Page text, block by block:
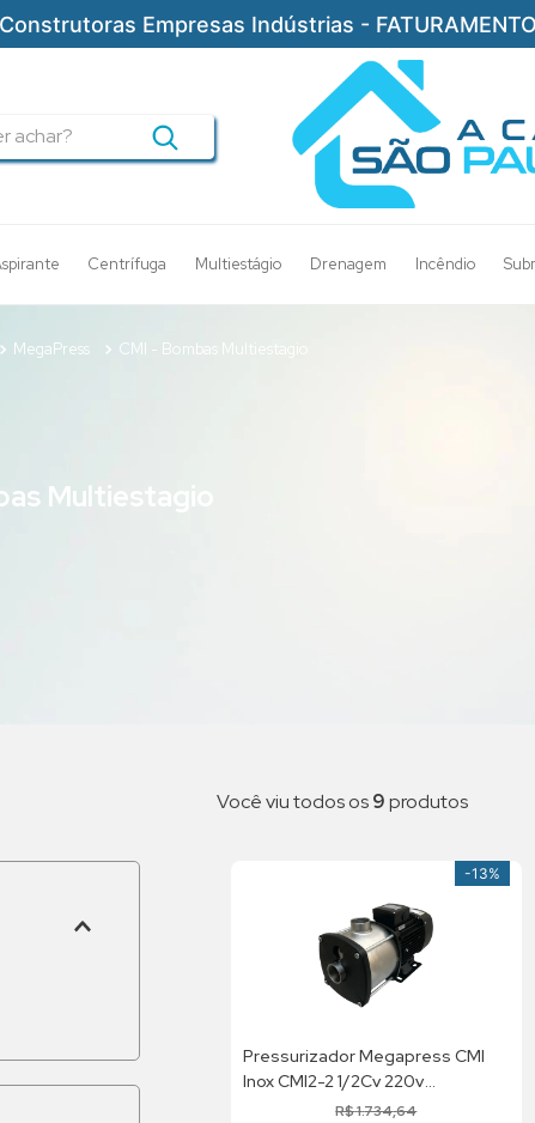
Construtoras Empresas Indústrias -
Centrífuga Multiestágio Drenagem Incêndio
MegaPress CMI - Bombas Multiestagio
Multiestagio
Você viu todos os9produtos
-13%
Pressurizador Megapress CMI
Inox CMI2-2 1/2Cv 220v
MonofásicoR$1.734,64